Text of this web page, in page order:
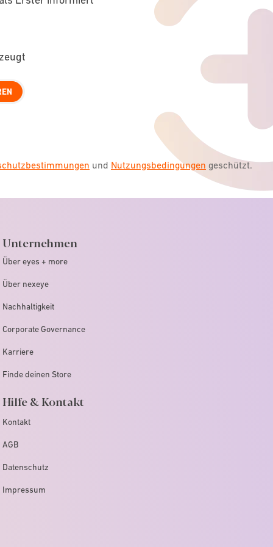
und Nutzungsbedingungen geschützt.
Unternehmen
Über eyes + more
Über nexeye
Nachhaltigkeit
Corporate Governance
Karriere
Finde deinen Store
Hilfe & Kontakt
Kontakt
AGB
Datenschutz
Impressum